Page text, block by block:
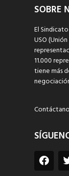
SOBRE
El
USO
11.000
tiene más